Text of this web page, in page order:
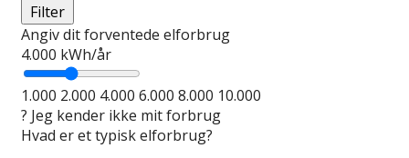
Filter
Angiv dit forventede elforbrug
4.000 kWh/år
1.000 2.000 4.000 6.000 8.000 10.000
? Jeg kender ikke mit forbrug
Hvad er et typisk elforbrug?